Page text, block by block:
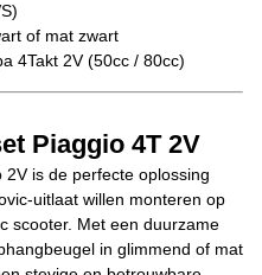
of mat zwart
4Takt 2V (50cc / 80cc)
Piaggio 4T 2V
2V is de perfecte oplossing
uitlaat willen monteren op
scooter. Met een duurzame
in glimmend of mat